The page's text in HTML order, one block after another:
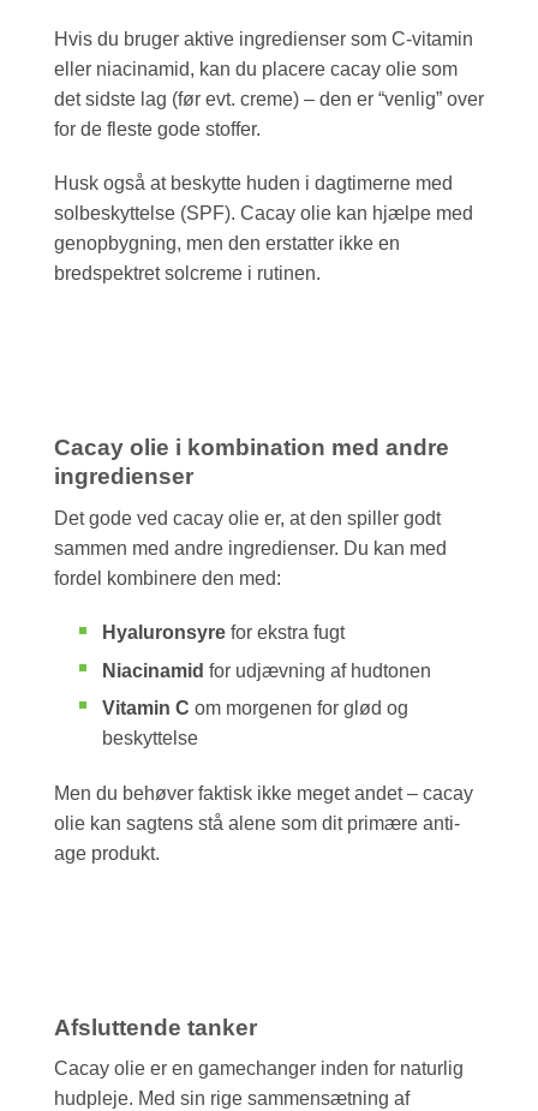
Hvis du bruger aktive ingredienser som C-vitamin
eller niacinamid, kan du placere cacay olie som
det sidste lag (før evt. creme) – den er “venlig” over
for de fleste gode stoffer.
Husk også at beskytte huden i dagtimerne med
solbeskyttelse (SPF). Cacay olie kan hjælpe med
genopbygning, men den erstatter ikke en
bredspektret solcreme i rutinen.
Cacay olie i kombination med andre
ingredienser
Det gode ved cacay olie er, at den spiller godt
sammen med andre ingredienser. Du kan med
fordel kombinere den med:
Hyaluronsyrefor ekstra fugt
Niacinamid for udjævning af hudtonen
Vitamin C om morgenen for glød og
beskyttelse
Men du behøver faktisk ikke meget andet – cacay
olie kan sagtens stå alene som dit primære anti-
age produkt.
Afsluttende tanker
Cacay olie er en gamechanger inden for naturlig
hudpleje. Med sin rige sammensætning af